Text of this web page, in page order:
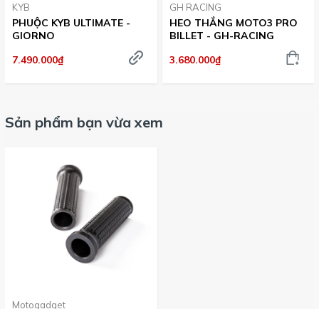
KYB
PHUỘC KYB ULTIMATE -
GIORNO
7.490.000₫
GH RACING
HEO THẮNG MOTO3 PRO
BILLET - GH-RACING
3.680.000₫
Sản phẩm bạn vừa xem
Motogadget